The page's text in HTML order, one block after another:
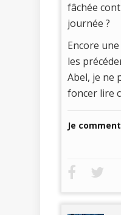
fâchée
journée ?
Encore
les
Abel, je ne
foncer lire
Je